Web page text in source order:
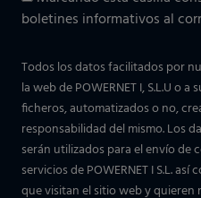
boletines informativos al
Todos los datos facilitados por
la web de POWERNET I, S.L.U o
ficheros, automatizados o no,
responsabilidad del mismo. Los
serán utilizados para el envío
servicios de POWERNET I S.L.
que visitan el sitio web y quieren